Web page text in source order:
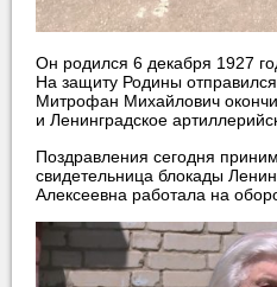
Он родился 6 декабря 1927
На защиту Родины
Митрофан Михайлович
и Ленинградское
Поздравления сегодня
свидетельница блокады
Алексеевна работала на